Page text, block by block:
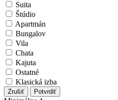
Suita
Štúdio
Apartmán
Bungalov
Vila
Chata
Kajuta
Ostatné
Klasická izba
Zrušiť Potvrdiť